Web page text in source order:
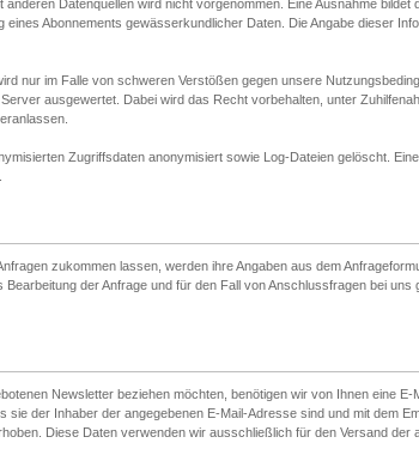
Datenquellen wird nicht vorgenommen. Eine Ausnahme bildet
eines Abonnements gewässerkundlicher Daten. Die Angabe dieser
nur im Falle von schweren Verstößen gegen unsere
ausgewertet. Dabei wird das Recht vorbehalten, unter
Zugriffsdaten anonymisiert sowie Log-Dateien gelöscht.
zukommen lassen, werden ihre Angaben aus dem
der Anfrage und für den Fall von Anschlussfragen bei
Newsletter beziehen möchten, benötigen wir von Ihnen eine
sie der Inhaber der angegebenen E-Mail-Adresse sind und mit dem
Diese Daten verwenden wir ausschließlich für den Versand der